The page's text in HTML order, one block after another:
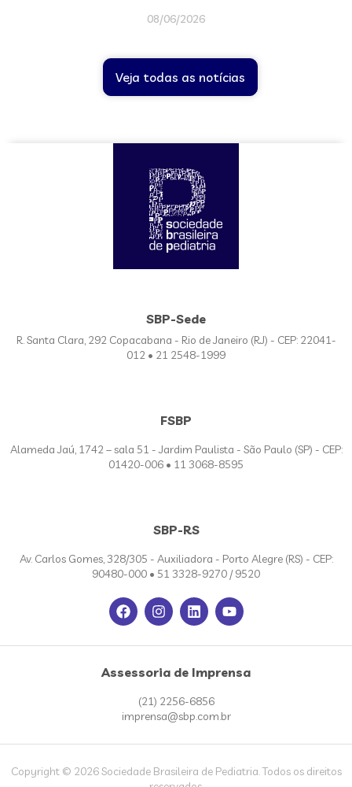
08/06/2026
Veja todas as notícias
SBP-Sede
R. Santa Clara, 292 Copacabana - Rio de Janeiro (RJ) - CEP: 22041-
012 • 21 2548-1999
FSBP
Alameda Jaú, 1742 – sala 51 - Jardim Paulista - São Paulo (SP) - CEP:
01420-006 • 11 3068-8595
SBP-RS
Av. Carlos Gomes, 328/305 - Auxiliadora - Porto Alegre (RS) - CEP:
90480-000 • 51 3328-9270 / 9520
Assessoria de Imprensa
(21) 2256-6856
imprensa@sbp.com.br
Copyright © 2026 Sociedade Brasileira de Pediatria. Todos os direitos